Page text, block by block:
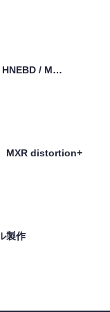
HNEBD / M…
MXR distortion+
製作